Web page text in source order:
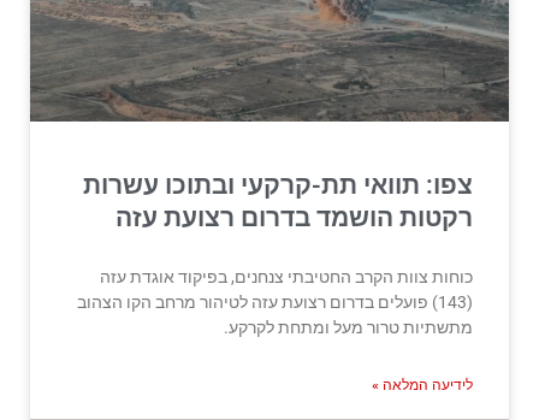
צפו: תוואי תת-קרקעי ובתוכו עשרות
רקטות הושמד בדרום רצועת עזה
כוחות צוות הקרב החטיבתי צנחנים, בפיקוד אוגדת עזה
(143) פועלים בדרום רצועת עזה לטיהור מרחב הקו הצהוב
מתשתיות טרור מעל ומתחת לקרקע.
לידיעה המלאה »